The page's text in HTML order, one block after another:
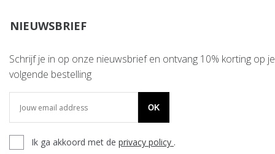
NIEUWSBRIEF
Schrijf je in op onze nieuwsbrief en ontvang 10% korting op je
volgende bestelling
OK
Ik ga akkoord met de privacy policy .